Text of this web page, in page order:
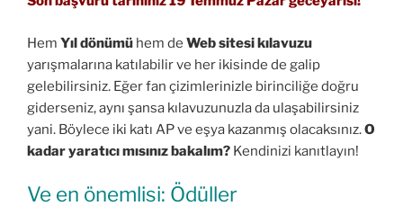
Hem Yıl dönümü hem de Web sitesi kılavuzu
yarışmalarına katılabilir ve her ikisinde de galip
gelebilirsiniz. Eğer fan çizimlerinizle birinciliğe doğru
giderseniz, aynı şansa kılavuzunuzla da ulaşabilirsiniz
yani. Böylece iki katı AP ve eşya kazanmış olacaksınız.O
kadar yaratıcı mısınız bakalım? Kendinizi kanıtlayın!
Ve en önemlisi: Ödüller